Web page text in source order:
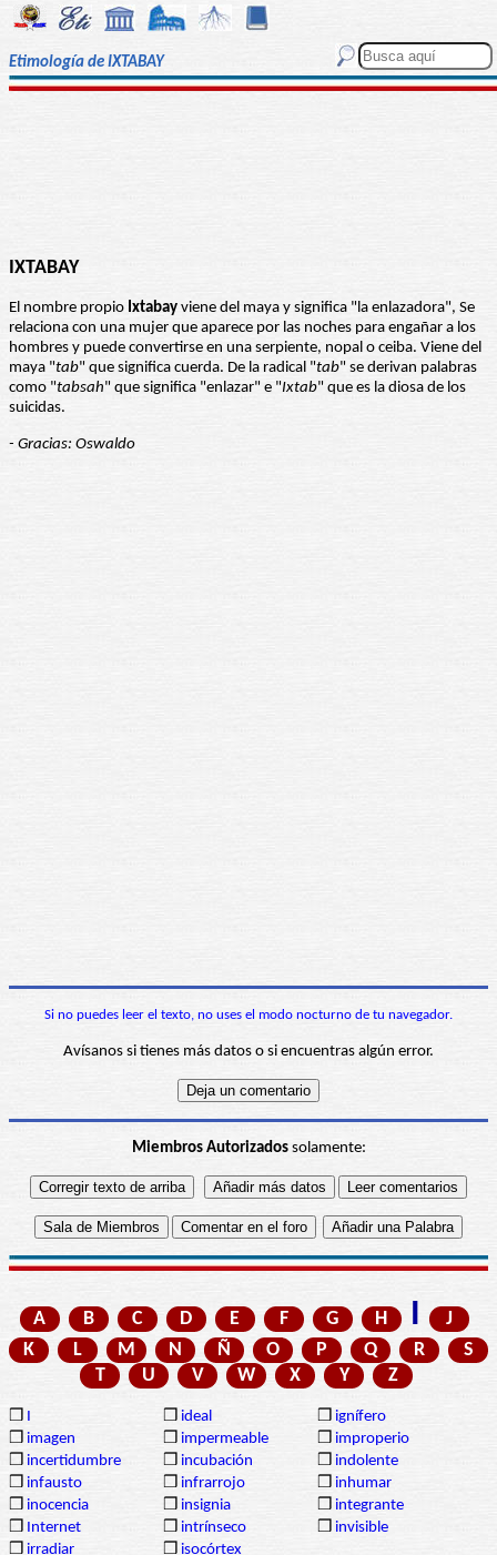
Etimología de IXTABAY
IXTABAY
El nombre propio Ixtabay viene del maya y significa "la enlazadora", Se
relaciona con una mujer que aparece por las noches para engañar a los
hombres y puede convertirse en una serpiente, nopal o ceiba. Viene del
maya "tab" que significa cuerda. De la radical "tab" se derivan palabras
como "tabsah" que significa "enlazar" e "Ixtab" que es la diosa de los
suicidas.
- Gracias: Oswaldo
Si no puedes leer el texto, no uses el modo nocturno de tu navegador.
Avísanos si tienes más datos o si encuentras algún error.
Miembros Autorizadossolamente:
A B C D E F G H I
J
K
L M N Ñ O P Q R
S
T
U V W X Y Z
❒ I ❒ ideal ❒ ignífero
❒ imagen ❒ impermeable ❒ improperio
❒ incertidumbre ❒ incubación ❒ indolente
❒ infausto ❒ infrarrojo ❒ inhumar
❒ inocencia ❒ insignia ❒ integrante
❒ Internet ❒ intrínseco ❒ invisible
❒ irradiar ❒ isocórtex